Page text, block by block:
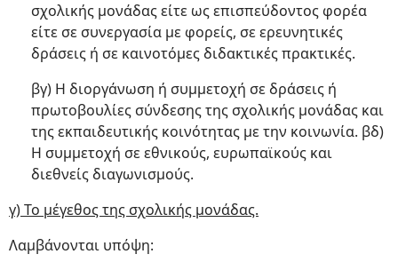
σχολικής μονάδας είτε ως επισπεύδοντος φορέα
είτε σε συνεργασία με φορείς, σε ερευνητικές
δράσεις ή σε καινοτόμες διδακτικές πρακτικές.
βγ) Η διοργάνωση ή συμμετοχή σε δράσεις ή
πρωτοβουλίες σύνδεσης της σχολικής μονάδας και
της εκπαιδευτικής κοινότητας με την κοινωνία. βδ)
Η συμμετοχή σε εθνικούς, ευρωπαϊκούς και
διεθνείς διαγωνισμούς.
γ) Το μέγεθος της σχολικής μονάδας.
Λαμβάνονται υπόψη: